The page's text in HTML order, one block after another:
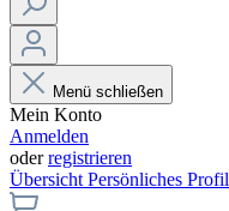
Menü schließen
Mein Konto
Anmelden
oderregistrieren
Übersicht Persönliches Profil